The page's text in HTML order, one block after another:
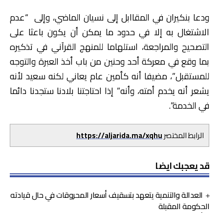
ودعا بنكيران في المقاابل إلى نسيان الماضي، وإلى “عدم
الاشتغال به إلا في حدود ما يمكن أن يكون باعثا على
التصحيح والمراجعة، استلهاما للمنهج القرآني في تذكيره
بما وقع في معركة أحد وحنين من باب أخذ العبرة والتوجه
للمستقبل”، مضيفا أنه كأمين عام يعاني لكنه سعيد لأنه
يشعر أنه يخدم أمته، وأنه” إذا احتاجتنا بلادنا ستجدنا دائما
في الخدمة”.
الرابط المختصرhttps://aljarida.ma/xqhu
قد يعجبك ايضا
العدالة والتنمية يتعهد بتسقيف أسعار المحروقات في حال قيادته
الحكومة المقبلة